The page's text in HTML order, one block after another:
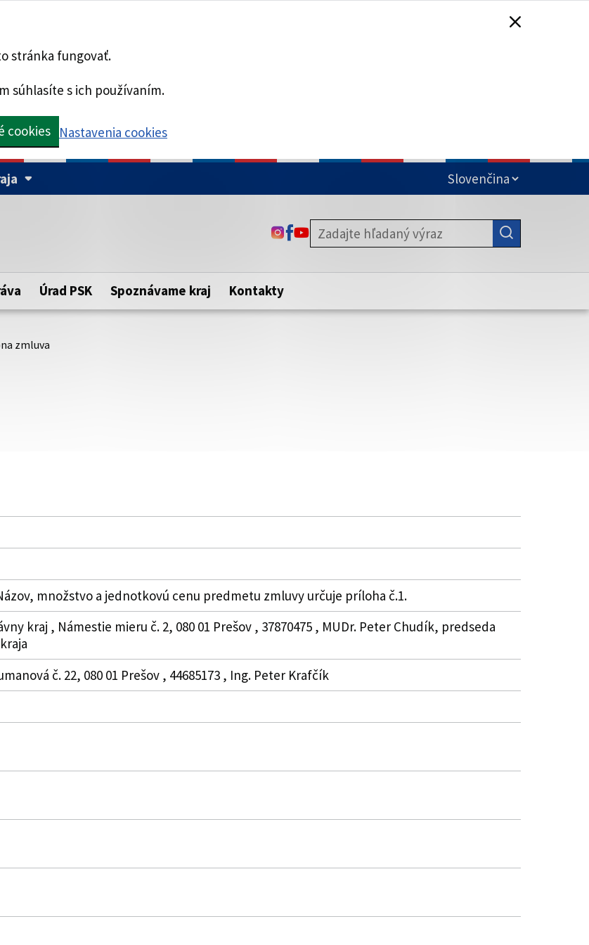
stránka fungovať.
súhlasíte s ich používaním.
cookies Nastavenia cookies
kraja.
Táto stránka je zabezpečená
zabezpečenú webovú stránku. Zabezpečená stránka vždy začína
https:// pred názvom domény webového sídla.
ODKAZ SA OTVORÍ NA NOVEJ KARTE
ODKAZ SA OTVORÍ NA NOVEJ KARTE
ODKAZ SA OTVORÍ NA NOVEJ KARTE
Úrad PSK Spoznávame kraj Kontakty
zmluva
množstvo a jednotkovú cenu predmetu zmluvy určuje príloha č.1.
kraj , Námestie mieru č. 2, 080 01 Prešov , 37870475 , MUDr. Peter Chudík, predseda
č. 22, 080 01 Prešov , 44685173 , Ing. Peter Krafčík